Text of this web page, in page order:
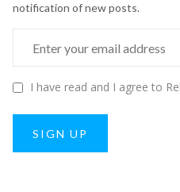
notification of new posts.
I have read and I agree to
SIGN UP